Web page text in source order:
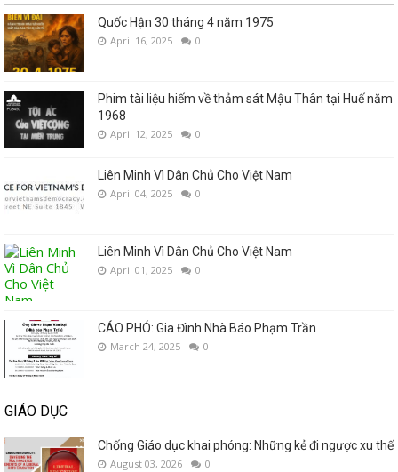
Quốc Hận 30 tháng 4 năm 1975
April 16, 2025 0
Phim tài liệu hiếm về thảm sát Mậu Thân tại Huế năm
1968
April 12, 2025 0
Liên Minh Vì Dân Chủ Cho Việt Nam
April 04, 2025 0
Liên Minh Vì Dân Chủ Cho Việt Nam
April 01, 2025 0
CÁO PHÓ: Gia Đình Nhà Báo Phạm Trần
March 24, 2025 0
GIÁO DỤC
Chống Giáo dục khai phóng: Những kẻ đi ngược xu thế
August 03, 2026 0